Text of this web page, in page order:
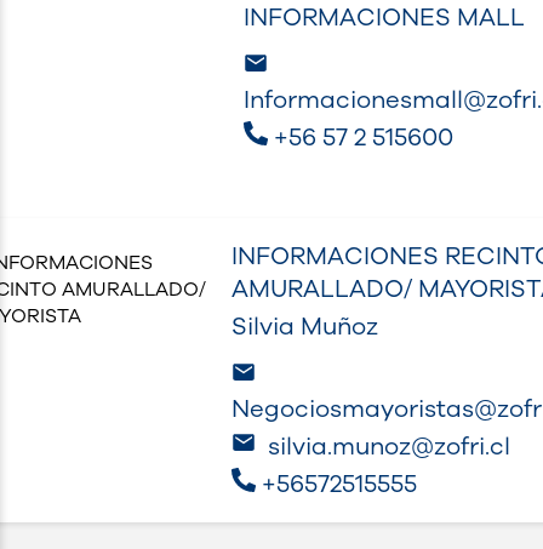
INFORMACIONES MALL
+56 57 2 515600
INFORMACIONES
AMURALLADO/
Silvia Muñoz
silvia.munoz@zofri.cl
+56572515555